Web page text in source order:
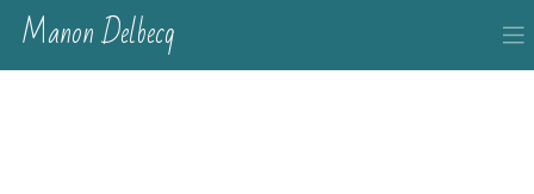
0489 154 432 contact [@] manondelbecq.be Facebook
Manon Delbecq